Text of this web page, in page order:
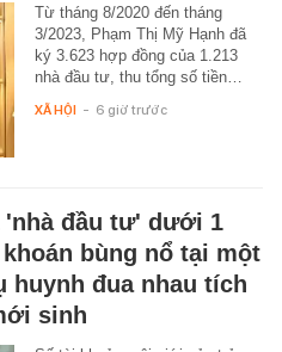
Từ tháng 8/2020 đến tháng
3/2023, Phạm Thị Mỹ Hạnh đã
ký 3.623 hợp đồng của 1.213
nhà đầu tư, thu tổng số tiền…
XÃ HỘI - 6 giờ trước
'nhà đầu tư' dưới 1
bùng nổ tại một
huynh đua nhau tích
sinh